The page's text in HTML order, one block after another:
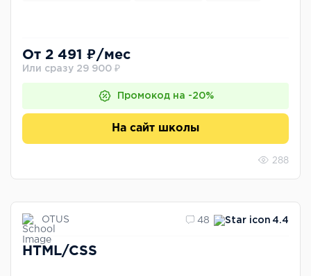
От 2 491 ₽/мес
Или сразу 29 900 ₽
Промокод на -20%
На сайт школы
288
OTUS 48 4.4
HTML/CSS